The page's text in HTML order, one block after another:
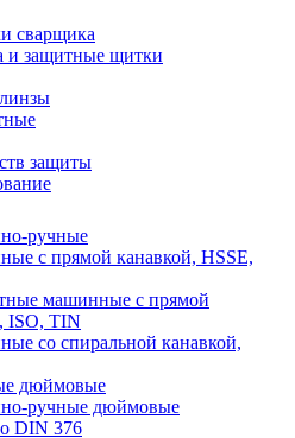
сварщика
и защитные щитки
защиты
ручные
с прямой канавкой, HSSE,
машинные с прямой
ISO, TIN
со спиральной канавкой,
дюймовые
ручные дюймовые
DIN 376